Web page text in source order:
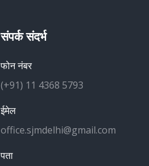
संपर्क संदर्भ
फोन नंबर
(+91) 11 4368 5793
ईमेल
office.sjmdelhi@gmail.com
पता